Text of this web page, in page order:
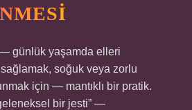
günlük yaşamda elleri
soğuk veya zorlu
için — mantıklı bir pratik.
bir jesti” —